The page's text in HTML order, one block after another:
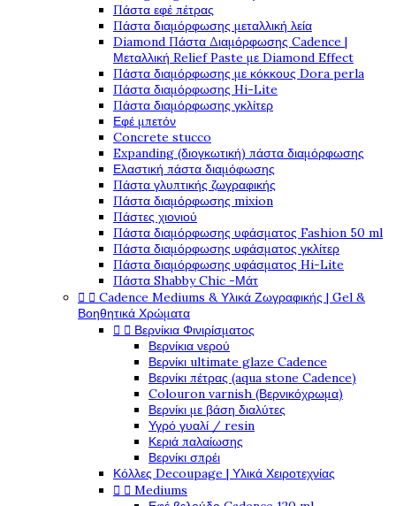
Πάστα εφέ πέτρας
Πάστα διαμόρφωσης μεταλλική λεία
Diamond Πάστα Διαμόρφωσης Cadence |
Μεταλλική Relief Paste με Diamond Effect
Πάστα διαμόρφωσης με κόκκους Dora perla
Πάστα διαμόρφωσης Hi-Lite
Πάστα διαμόρφωσης γκλίτερ
Εφέ μπετόν
Concrete stucco
Expanding (διογκωτική) πάστα διαμόρφωσης
Ελαστική πάστα διαμόφωσης
Πάστα γλυπτικής ζωγραφικής
Πάστα διαμόρφωσης mixion
Πάστες χιονιού
Πάστα διαμόρφωσης υφάσματος Fashion 50 ml
Πάστα διαμόρφωσης υφάσματος γκλίτερ
Πάστα διαμόρφωσης υφάσματος Hi-Lite
Πάστα Shabby Chic -Μάτ
  Cadence Mediums & Υλικά Ζωγραφικής | Gel &
Βοηθητικά Χρώματα
  Βερνίκια Φινιρίσματος
Βερνίκια νερού
Βερνίκι ultimate glaze Cadence
Βερνίκι πέτρας (aqua stone Cadence)
Colouron varnish (Βερνικόχρωμα)
Βερνίκι με βάση διαλύτες
Υγρό γυαλί / resin
Κεριά παλαίωσης
Βερνίκι σπρέι
Κόλλες Decoupage | Υλικά Χειροτεχνίας
  Mediums